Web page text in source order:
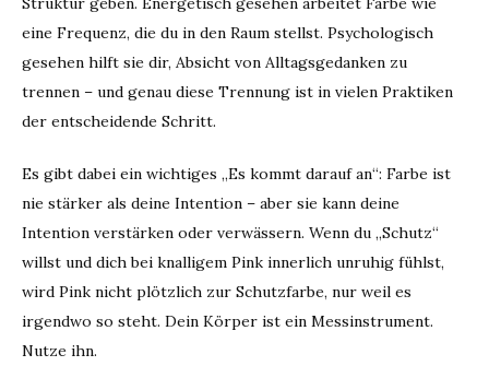
eine Frequenz, die du in den Raum stellst. Psychologisch
gesehen hilft sie dir, Absicht von Alltagsgedanken zu
trennen – und genau diese Trennung ist in vielen Praktiken
der entscheidende Schritt.
Es gibt dabei ein wichtiges „Es kommt darauf an“: Farbe ist
nie stärker als deine Intention – aber sie kann deine
Intention verstärken oder verwässern. Wenn du „Schutz“
willst und dich bei knalligem Pink innerlich unruhig fühlst,
wird Pink nicht plötzlich zur Schutzfarbe, nur weil es
irgendwo so steht. Dein Körper ist ein Messinstrument.
Nutze ihn.